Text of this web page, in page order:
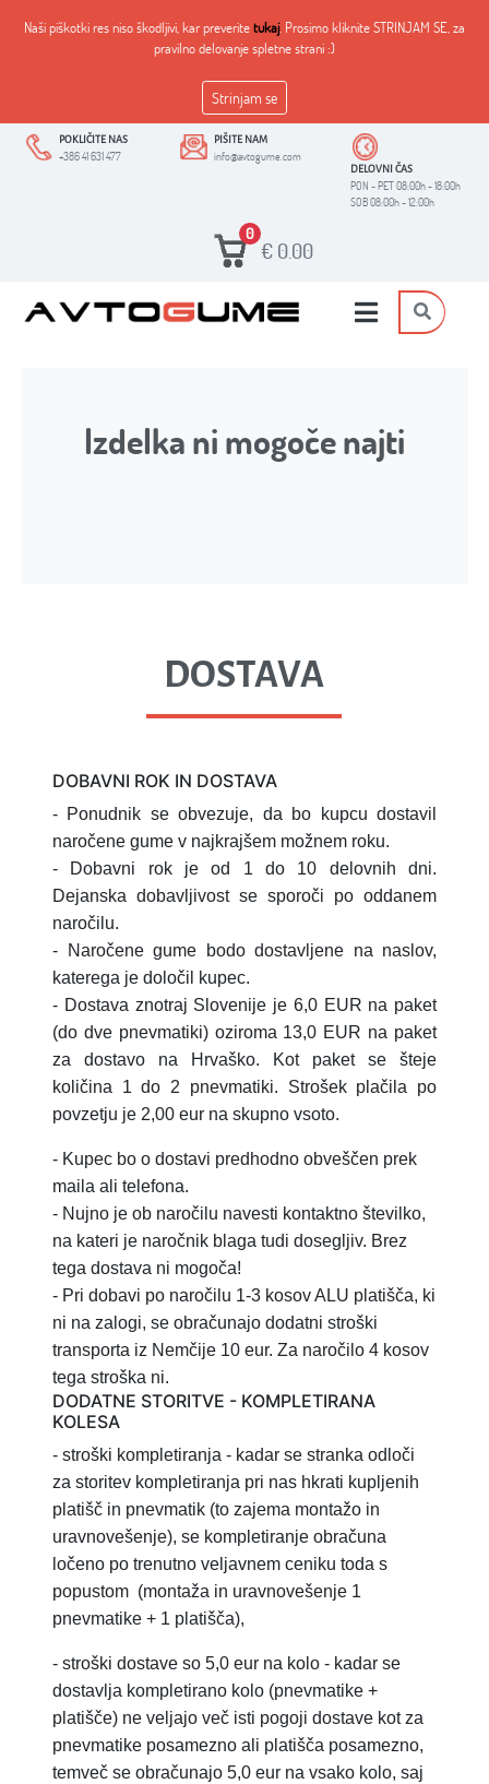
Naši piškotki res niso škodljivi, kar preveritetukaj. Prosimo kliknite STRINJAM SE, za
pravilno delovanje spletne strani :)
Strinjam se
POKLIČITE NAS
+386 41 631 477
PIŠITE NAM
info@avtogume.com
DELOVNI ČAS
PON - PET 08:00h - 18:00h
SOB 08:00h - 12:00h
0
€ 0.00
Izdelka ni mogoče najti
DOSTAVA
DOBAVNI ROK IN DOSTAVA
- Ponudnik se obvezuje, da bo kupcu dostavil
naročene gume v najkrajšem možnem roku.
- Dobavni rok je od 1 do 10 delovnih dni.
Dejanska dobavljivost se sporoči po oddanem
naročilu.
- Naročene gume bodo dostavljene na naslov,
katerega je določil kupec.
- Dostava znotraj Slovenije je 6,0 EUR na paket
(do dve pnevmatiki) oziroma 13,0 EUR na paket
za dostavo na Hrvaško.
Kot paket se šteje
količina 1 do 2 pnevmatiki. Strošek plačila po
povzetju je 2,00 eur na skupno vsoto.
- Kupec bo o dostavi predhodno obveščen prek
maila ali telefona.
- Nujno je ob naročilu navesti kontaktno številko,
na kateri je naročnik blaga tudi dosegljiv. Brez
tega dostava ni mogoča!
- Pri dobavi po naročilu 1-3 kosov ALU platišča, ki
ni na zalogi, se obračunajo dodatni stroški
transporta iz Nemčije 10 eur. Za naročilo 4 kosov
tega stroška ni.
DODATNE STORITVE - KOMPLETIRANA
KOLESA
- stroški kompletiranja - kadar se stranka odloči
za storitev kompletiranja pri nas hkrati kupljenih
platišč in pnevmatik (to zajema montažo in
uravnovešenje), se kompletiranje obračuna
ločeno po trenutno veljavnem ceniku toda s
popustom (montaža in uravnovešenje 1
pnevmatike + 1 platišča),
- stroški dostave so 5,0 eur na kolo - kadar se
dostavlja kompletirano kolo (pnevmatike +
platišče) ne veljajo več isti pogoji dostave kot za
pnevmatike posamezno ali platišča posamezno,
temveč se obračunajo 5,0 eur na vsako kolo, saj